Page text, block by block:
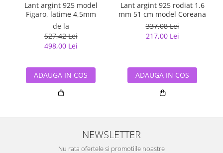
Lant argint 925 model
Figaro, latime 4,5mm
de la
527,42 Lei
498,00 Lei
ADAUGA IN COS
Lant argint 925 rodiat 1.6
mm 51 cm model Coreana
337,08 Lei
217,00 Lei
ADAUGA IN COS
NEWSLETTER
Nu rata ofertele si promotiile noastre